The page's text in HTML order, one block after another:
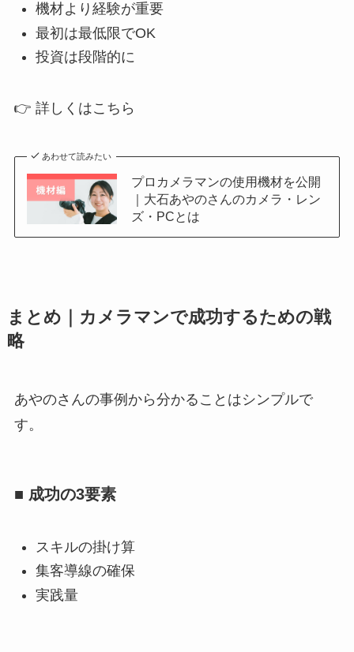
機材より経験が重要
最初は最低限でOK
投資は段階的に
👉 詳しくはこちら
あわせて読みたい
プロカメラマンの使用機材を公開
｜大石あやのさんのカメラ・レン
ズ・PCとは
まとめ｜カメラマンで成功するための戦
略
あやのさんの事例から分かることはシンプルで
す。
■ 成功の3要素
スキルの掛け算
集客導線の確保
実践量